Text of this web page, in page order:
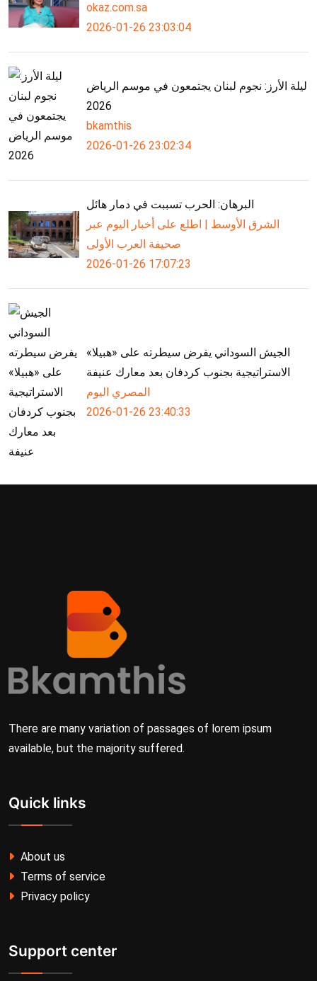
okaz.com.sa
2026-01-26 23:03:04
ليلة الأرز: نجوم لبنان يجتمعون في موسم الرياض
2026
bkamthis
2026-01-26 23:02:34
البرهان: الحرب تسببت في دمار هائل
الشرق الأوسط | اطلع على أخبار اليوم عبر
صحيفة العرب الأولى
2026-01-26 17:07:23
الجيش السوداني يفرض سيطرته على «هبيلا»
الاستراتيجية بجنوب كردفان بعد معارك عنيفة
المصري اليوم
2026-01-26 23:40:33
There are many variation of passages of lorem ipsum
available, but the majority suffered.
Quick links
About us
Terms of service
Privacy policy
Support center